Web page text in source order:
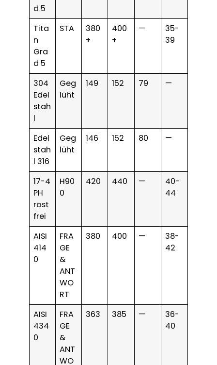
d 5
Tita
n
Gra
d 5
STA
380
+
400
+
—
35-
39
304
Edel
stah
l
Geg
lüht
149 152 79 —
Edel
stah
l 316
Geg
lüht
146 152 80 —
17-4
PH
rost
frei
H90
0
420 440 —
40-
44
AISI
414
0
FRA
GE
&
ANT
WO
RT
380 400 —
38-
42
AISI
434
0
FRA
GE
&
ANT
WO
363 385 —
36-
40